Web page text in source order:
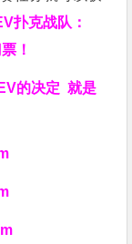
扑克战队：
！
的决定就是